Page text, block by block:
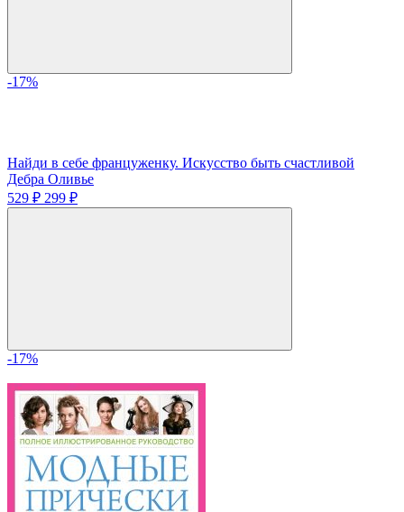
-17%
Найди в себе француженку. Искусство быть счастливой
Дебра Оливье
529 ₽ 299 ₽
-17%